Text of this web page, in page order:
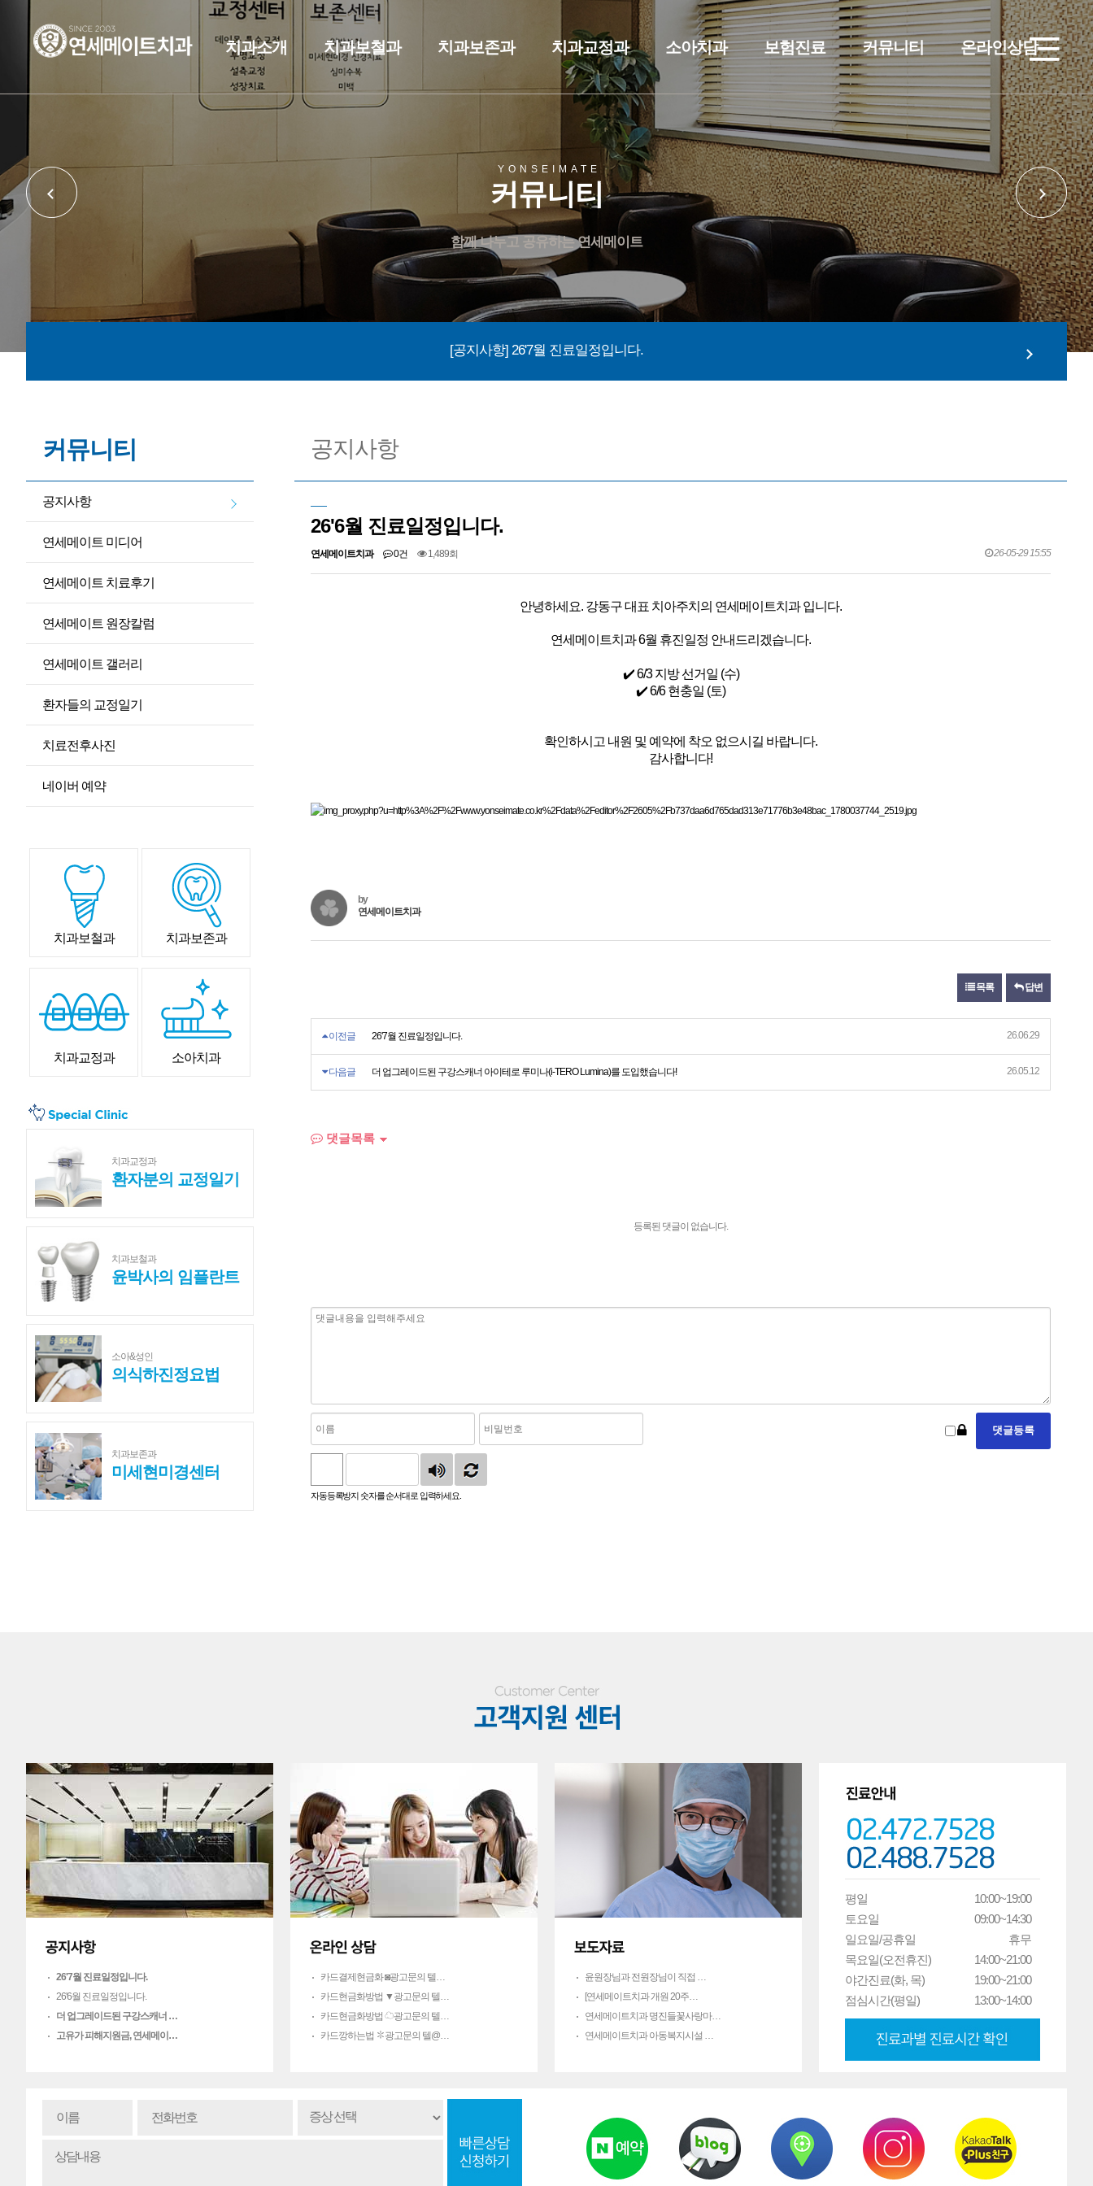
치과소개 치과보철과 치과보존과 치과교정과 소아치과 보험진료 커뮤니티 온라인상담
YONSEIMATE
커뮤니티
함께 나누고 공유하는 연세메이트
[공지사항] 26'7월 진료일정입니다.
[공지사항] 2026 병오년 새해 복 많이 받으세요. (윤승환, 전동근 원장님 자필 편지)
커뮤니티
공지사항
연세메이트 미디어
연세메이트 치료후기
연세메이트 원장칼럼
연세메이트 갤러리
환자들의 교정일기
치료전후사진
네이버 예약
치과보철과 치과보존과
치과교정과 소아치과
치과교정과
환자분의 교정일기
치과보철과
윤박사의 임플란트
소아&성인
의식하진정요법
치과보존과
미세현미경센터
공지사항
26'6월 진료일정입니다.
연세메이트치과 0건 1,489회 26-05-29 15:55
안녕하세요. 강동구 대표 치아주치의 연세메이트치과 입니다.
연세메이트치과 6월 휴진일정 안내드리겠습니다.
✔️ 6/3 지방 선거일 (수)
✔️ 6/6 현충일 (토)
확인하시고 내원 및 예약에 착오 없으시길 바랍니다.
감사합니다!
by
연세메이트치과
목록 답변
이전글 26'7월 진료일정입니다. 26.06.29
다음글 더 업그레이드된 구강스캐너 아이테로 루미나(i-TERO Lumina)를 도입했습니다! 26.05.12
댓글목록
등록된 댓글이 없습니다.
숫자음성듣기새로고침
자동등록방지 숫자를 순서대로 입력하세요.
26'7월 진료일정입니다.
26'6월 진료일정입니다.
더 업그레이드된 구강스캐너 …
고유가 피해지원금, 연세메이…
카드결제현금화 ◙광고문의 텔…
카드현금화방법 ▼광고문의 텔…
카드현금화방법 ☁광고문의 텔…
카드깡하는법 ✽광고문의 텔@…
윤원장님과 전원장님이 직접 …
[연세메이트치과 개원 20주…
연세메이트치과 명진들꽃사랑마…
연세메이트치과 아동복지시설 …
평일
토요일
일요일/공휴일
목요일(오전휴진)
야간진료(화, 목)
점심시간(평일)
10:00~19:00
09:00~14:30
휴무
14:00~21:00
19:00~21:00
13:00~14:00